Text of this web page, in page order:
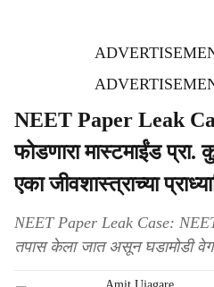
NEET Paper Leak
फोडणारा मास्टमाईंड
एका जीवशास्त्राच्या
NEET Paper Leak Case:
तपास केला जात असून घडामोडी